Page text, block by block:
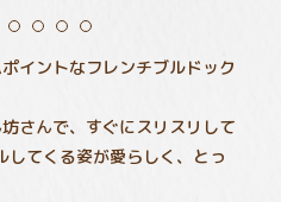
イントなフレンチブルドック
さんで、すぐにスリスリして
てくる姿が愛らしく、とっ